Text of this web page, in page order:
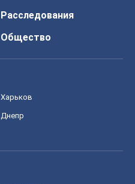
Расследования
Общество
Харьков
Днепр